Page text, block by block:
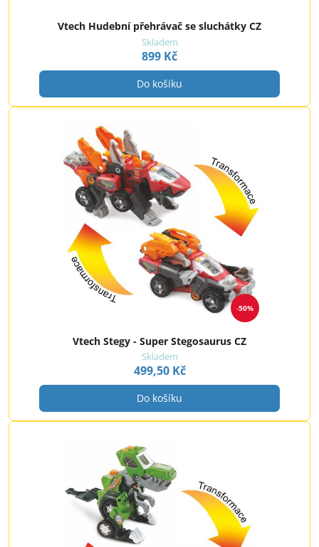
Vtech Hudební přehrávač se sluchátky CZ
Skladem
899 Kč
Do košíku
50%
Vtech Stegy - Super Stegosaurus CZ
Skladem
499,50 Kč
Do košíku